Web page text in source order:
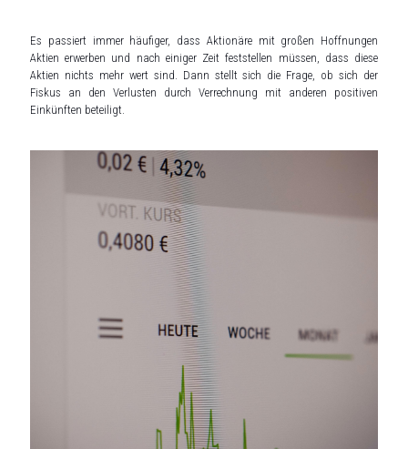
Es passiert immer häufiger, dass Aktionäre mit großen Hoffnungen
Aktien erwerben und nach einiger Zeit feststellen müssen, dass diese
Aktien nichts mehr wert sind. Dann stellt sich die Frage, ob sich der
Fiskus an den Verlusten durch Verrechnung mit anderen positiven
Einkünften beteiligt.